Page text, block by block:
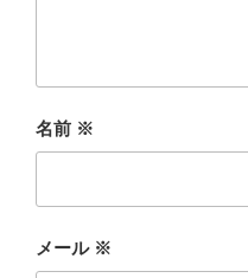
名前 ※
メール ※